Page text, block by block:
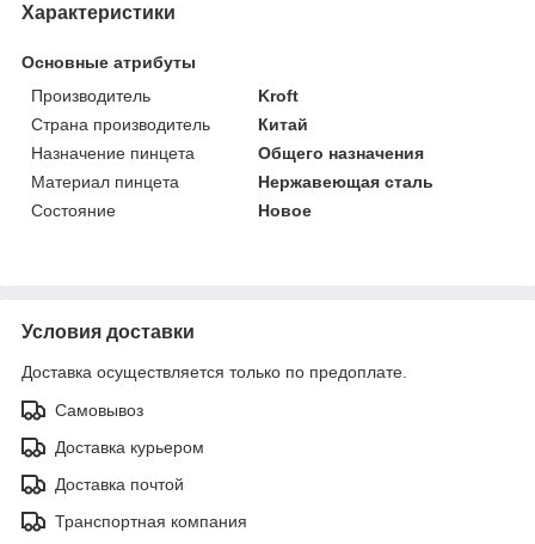
Характеристики
Основные атрибуты
Производитель
Kroft
Страна производитель
Китай
Назначение пинцета
Общего назначения
Материал пинцета
Нержавеющая сталь
Состояние
Новое
Условия доставки
Доставка осуществляется только по предоплате.
Самовывоз
Доставка курьером
Доставка почтой
Транспортная компания